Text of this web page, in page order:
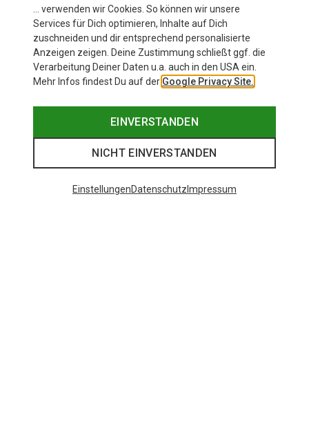
… verwenden wir Cookies. So können wir unsere
Services für Dich optimieren, Inhalte auf Dich
zuschneiden und dir entsprechend personalisierte
Anzeigen zeigen. Deine Zustimmung schließt ggf. die
Verarbeitung Deiner Daten u.a. auch in den USA ein.
Mehr Infos findest Du auf der Google Privacy Site.
EINVERSTANDEN
NICHT EINVERSTANDEN
EinstellungenDatenschutz Impressum